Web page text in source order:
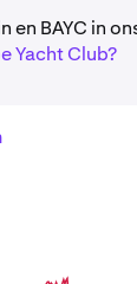
en BAYC in
Yacht Club?